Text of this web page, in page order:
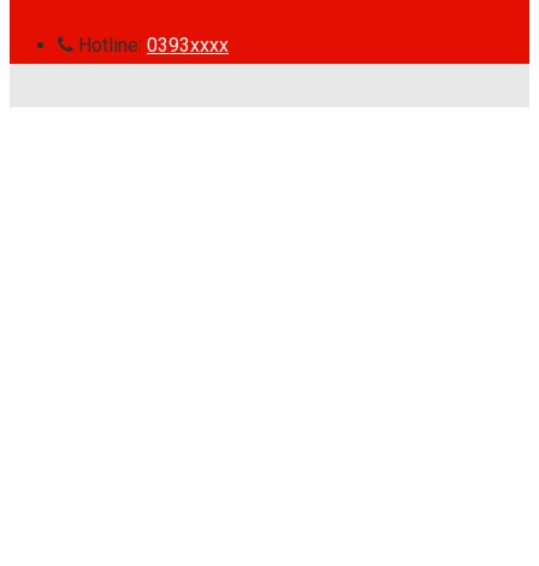
Hotline: 0393xxxx